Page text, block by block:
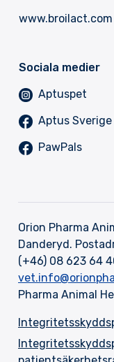
www.broilact.com
Sociala medier
Aptuspet
Aptus Sverige
PawPals
Orion Pharma
Danderyd.
(+46) 08 623 64
Pharma Animal